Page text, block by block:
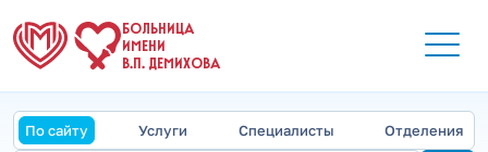
БОЛЬНИЦА
ИМЕНИ
В.П. ДЕМИХОВА
По сайту Услуги Специалисты Отделения